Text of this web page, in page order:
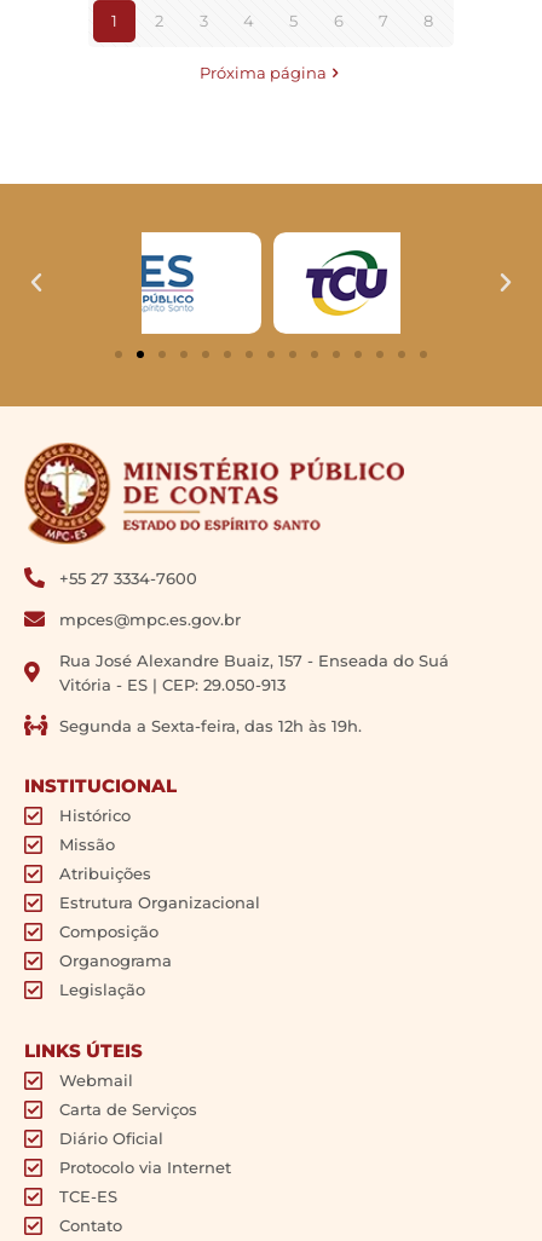
1 2 3 4 5 6 7 8
Próxima página
+55 27 3334-7600
mpces@mpc.es.gov.br
Rua José Alexandre Buaiz, 157 - Enseada do Suá
Vitória - ES | CEP: 29.050-913
Segunda a Sexta-feira, das 12h às 19h.
INSTITUCIONAL
Histórico
Missão
Atribuições
Estrutura Organizacional
Composição
Organograma
Legislação
LINKS ÚTEIS
Webmail
Carta de Serviços
Diário Oficial
Protocolo via Internet
TCE-ES
Contato